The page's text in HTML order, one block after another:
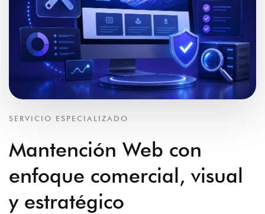
SERVICIO ESPECIALIZADO
Mantención Web con
enfoque comercial, visual
y estratégico